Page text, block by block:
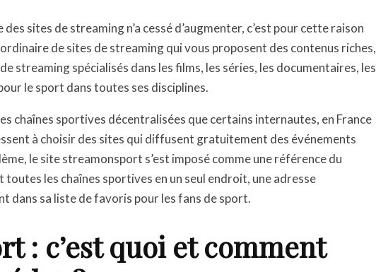
sites de streaming n’a cessé d’augmenter, c’est pour cette raison
de sites de streaming qui vous proposent des contenus riches,
streaming spécialisés dans lesfilms, les séries, les documentaires, les
le sport dans toutes ses disciplines.
chaînes sportives décentralisées que certains internautes, en France
à choisir des sites qui diffusent gratuitement des événements
le site streamonsport s’est imposé comme une référence du
les chaînes sportives en un seul endroit, une adresse
dans sa liste de favoris pour les fans de sport.
: c’est quoi et comment